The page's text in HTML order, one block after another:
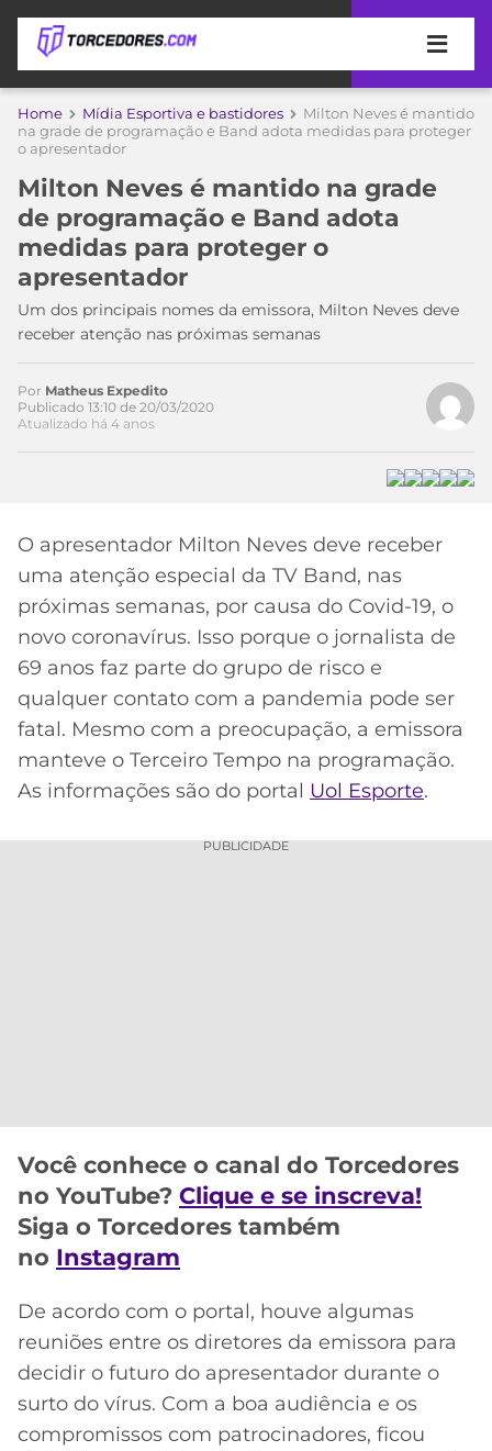
APOSTAS
DICAS
DE
APOSTA
MELHORES
SITES
DE
APOSTAS
2026
CÓDIGO
DE
INDICAÇÃO
BET365
CÓDIGO
BETANO
APPS
DE
ÚLTIMAS
COPA
DO
MUNDO
TIMES
MEU
TIME
SÃO
PAULO
SANTOS
FLAMENGO
FLUMINENSE
CRUZEIRO
CAMPEONATOS
LIBERTADORES
COPA
DO
BRASIL
PREMIER
COPA
AMERICANA
DA
BOLA
PALPITES
Home Mídia Esportiva e bastidores
Milton Neves é mantido
na grade de programação e Band adota medidas para proteger
o apresentador
Milton Neves é mantido na grade
de programação e Band adota
medidas para proteger o
apresentador
Um dos principais nomes da emissora, Milton Neves deve
receber atenção nas próximas semanas
Acesse o perfil do autor
no Twitter
Por Matheus Expedito
Publicado 13:10 de 20/03/2020
Atualizado há 4 anos
O apresentador Milton Neves deve receber
uma atenção especial da TV Band, nas
próximas semanas, por causa do Covid-19, o
novo coronavírus. Isso porque o jornalista de
69 anos faz parte do grupo de risco e
qualquer contato com a pandemia pode ser
fatal. Mesmo com a preocupação, a emissora
manteve o Terceiro Tempo na programação.
As informações são do portal Uol Esporte.
PUBLICIDADE
Você conhece o canal do Torcedores
no YouTube? Clique e se inscreva!
Siga o Torcedores também
no Instagram
De acordo com o portal, houve algumas
reuniões entre os diretores da emissora para
decidir o futuro do apresentador durante o
surto do vírus. Com a boa audiência e os
compromissos com patrocinadores, ficou